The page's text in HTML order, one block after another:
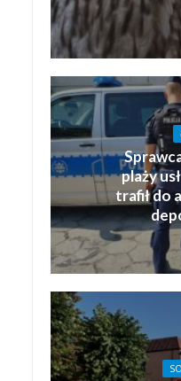
plaży
trafił do